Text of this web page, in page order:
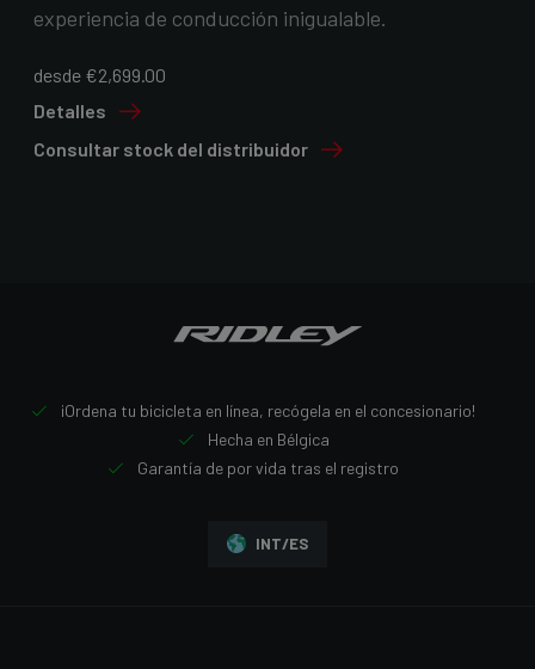
experiencia de conducción inigualable.
desde €2,699.00
Detalles
Consultar stock del distribuidor
¡Ordena tu bicicleta en línea, recógela en el concesionario!
Hecha en Bélgica
Garantía de por vida tras el registro
INT/ES